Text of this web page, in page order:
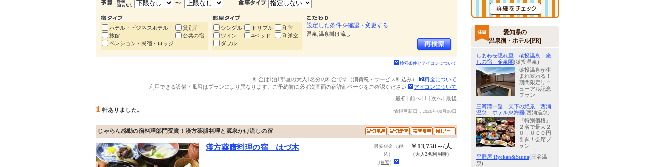
ホテル・ビジネスホテル
貸別荘
旅館
公共の宿
ペンション・民宿・ロッジ
シングル トリプル
和室
ツイン
4ベッド
和洋室
ダブル
設定した条件を確認・変更する
温泉,温泉掛け流し
検索条件とアイコンについて
料金は1泊1部屋の大人1名分の料金です（消費税・サービス料込み）
料金について
利用できる設備・風呂はプランにより異なります。ご予約前に必ず次画面の宿詳細ページをご確認ください
アイコンについて
最初 | 前へ | 1 | 次へ | 最後
1 軒ありました。 情報更新日：2026年08月06日
じゃらん感動の宿料理部門受賞！漢方薬膳料理と源泉かけ流しの宿
漢方薬膳料理の宿 はづ木
最安料金（税
込）
(目安)
￥13,750～/人
（大人2名利用時）
愛知県の
温泉宿・ホテル[PR]
しあわせ隠れ里 猿投温泉 癒
しの宿 金泉閣(猿投温泉)
猿投温泉が生
まれ変わる！
期間限定リニ
ューアル記念
プラン
三河湾一望 天下の絶景 西浦
温泉 ホテル東海園(西浦温泉)
『特別価格』
２名で最大２
０，０００円
引き！会席プ
ラン
平野屋 Ryokan&Sauna(三谷温
泉)